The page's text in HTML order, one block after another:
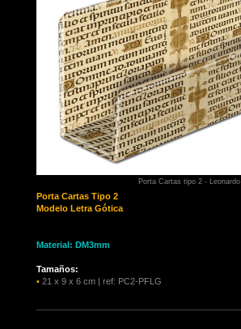
Porta Cartas tipo 2 - Leonardo
Porta Cartas Tipo 2
Modelo Letra Gótica
Material: DM3mm
Tamaños:
• 21 x 9 x 6 cm | ref: PC2-PFLG